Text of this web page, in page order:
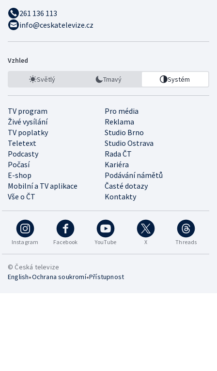
261 136 113
info@ceskatelevize.cz
Vzhled
Světlý Tmavý Systém
TV program
Pro média
Živé vysílání
Reklama
TV poplatky
Studio Brno
Teletext
Studio Ostrava
Podcasty
Rada ČT
Počasí
Kariéra
E-shop
Podávání námětů
Mobilní a TV aplikace
Časté dotazy
Vše o ČT
Kontakty
Instagram Facebook YouTube X Threads
© Česká televize
English•Ochrana soukromí•Přístupnost